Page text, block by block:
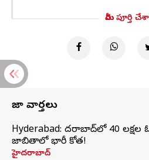
మీరు పూర్తి
తాజా వార్తలు
Hyderabad: హైదరాబాద్‌లో 40 లక్షల
జాబితాలో భారీ కోత!
హైదరాబాద్